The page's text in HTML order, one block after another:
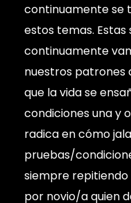
continuamente se
estos temas.
continuamente
nuestros patrones
que la vida se
condiciones una y
radica en cómo
pruebas/
siempre
por novio/a quien